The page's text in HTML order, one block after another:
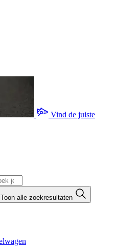
Vind de juiste
Toon alle zoekresultaten